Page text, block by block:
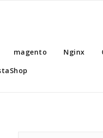
magento Nginx